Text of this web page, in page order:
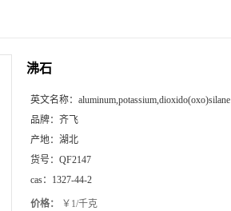
沸石
英文名称： aluminum,potassium,dioxido(oxo)silane
品牌： 齐飞
产地： 湖北
货号： QF2147
cas： 1327-44-2
价格： ￥1/千克